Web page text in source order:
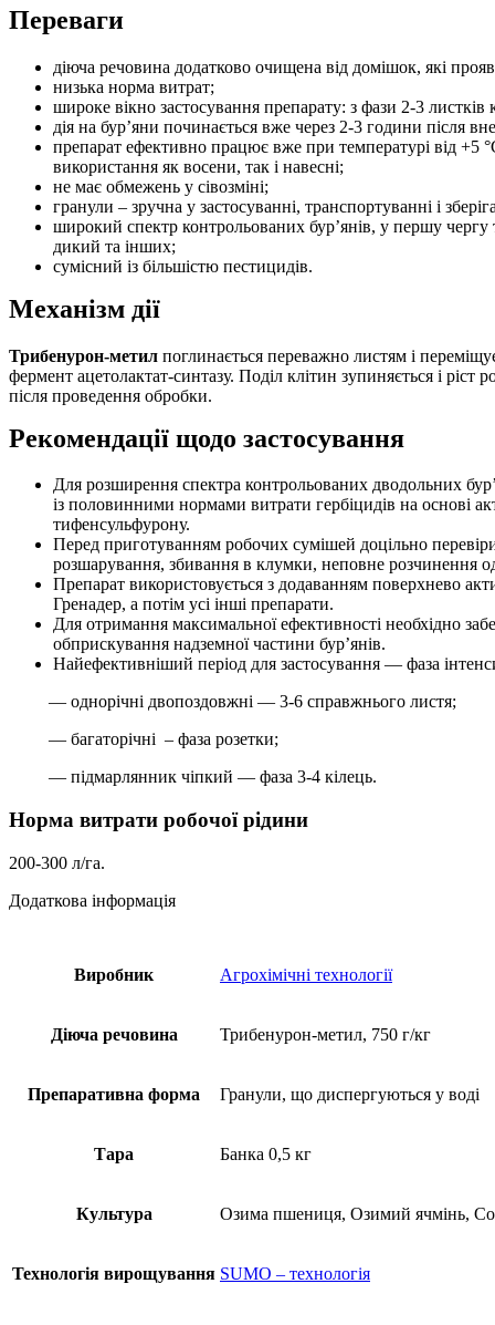
Переваги
діюча речовина додатково очищена від домішок, які
низька норма витрат;
широке вікно застосування препарату: з фази 2-3
дія на бур’яни починається вже через 2-3 години після
препарат ефективно працює вже при температурі від +5
використання як восени, так і навесні;
не має обмежень у сівозміні;
гранули – зручна у застосуванні, транспортуванні і
широкий спектр контрольованих бур’янів, у першу
дикий та інших;
сумісний із більшістю пестицидів.
Механізм дії
Трибенурон-метил поглинається переважно листям і
фермент ацетолактат-синтазу. Поділ клітин зупиняється і ріст
після проведення обробки.
Рекомендації щодо застосування
Для розширення спектра контрольованих дводольних
із половинними нормами витрати гербіцидів на основі
тифенсульфурону.
Перед приготуванням робочих сумішей доцільно
розшарування, збивання в клумки, неповне розчинення
Препарат використовується з додаванням поверхнево
Гренадер, а потім усі інші препарати.
Для отримання максимальної ефективності необхідно
обприскування надземної частини бур’янів.
Найефективніший період для застосування — фаза
— однорічні двопоздовжні — 3-6 справжнього листя;
— багаторічні – фаза розетки;
— підмарлянник чіпкий — фаза 3-4 кілець.
Норма витрати робочої рідини
200-300 л/га.
Додаткова інформація
Виробник Агрохімічні технології
Діюча речовина Трибенурон-метил, 750 г/кг
Препаративна форма Гранули, що диспергуються у воді
Тара Банка 0,5 кг
Культура Озима пшениця, Озимий ячмінь,
Технологія вирощування SUMO – технологія